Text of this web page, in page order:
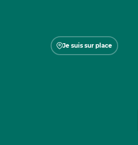
Je suis sur place